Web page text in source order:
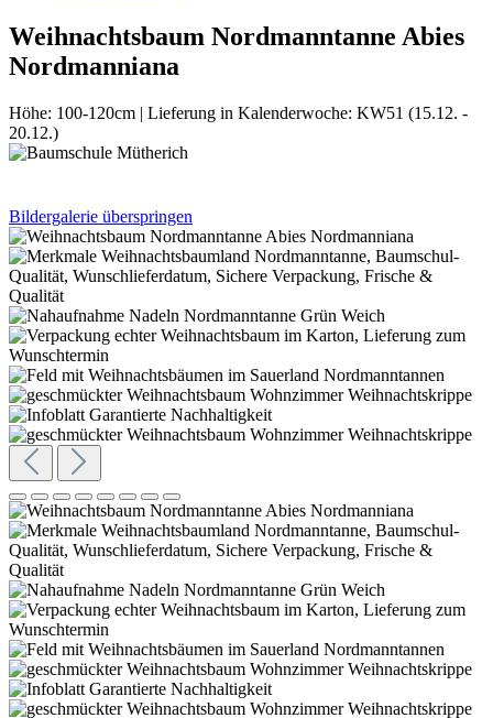
Weihnachtsbaum Nordmanntanne Abies
Nordmanniana
Höhe: 100-120cm | Lieferung in Kalenderwoche: KW51 (15.12. -
20.12.)
Bildergalerie überspringen